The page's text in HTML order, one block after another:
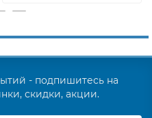
- подпишитесь на
скидки, акции.